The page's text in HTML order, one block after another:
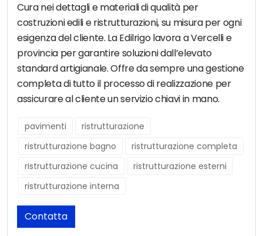
Cura nei dettagli e materiali di qualità per
costruzioni edili e ristrutturazioni, su misura per ogni
esigenza del cliente. La Edilrigo lavora a Vercelli e
provincia per garantire soluzioni dall’elevato
standard artigianale. Offre da sempre una gestione
completa di tutto il processo di realizzazione per
assicurare al cliente un servizio chiavi in mano.
pavimenti
ristrutturazione
ristrutturazione bagno
ristrutturazione completa
ristrutturazione cucina
ristrutturazione esterni
ristrutturazione interna
Contatta